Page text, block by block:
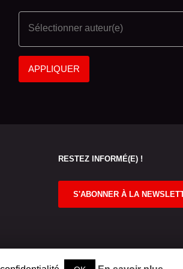
APPLIQUER
RESTEZ INFORMÉ(E) !
S'ABONNER À LA